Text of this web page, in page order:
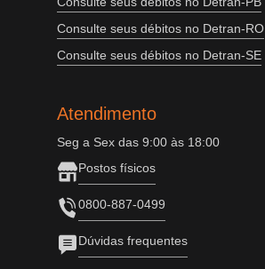
Consulte seus débitos no Detran-RO
Consulte seus débitos no Detran-SE
Atendimento
Seg a Sex das 9:00 às 18:00
Postos físicos
0800-887-0499
Dúvidas frequentes